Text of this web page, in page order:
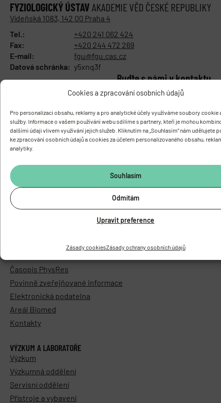
Cookies a zpracování osobních údajů
Pro personalizaci obsahu, reklamy a pro analytické účely využíváme soubory cookie
služby. Informace o vašem používání webu sdílíme s partnery, kteří je mohou
dalšími údaji vlivem využívání jejich služeb. Kliknutím na „Souhlasím“ nám udělujete
ke zpracování osobních údajů a cookies za účelem personalizovaného obsahu,
analytiky.
Souhlasím
Odmítám
Upravit preference
Zásady cookiesZásady ochrany osobních údajů
FYZIOLOGICKÝ ÚSTAV AKADEMIE VĚD ČESKÉ REPUBLIKY
Vídeňská 1083, 142 00 Praha 4
Tel.:
+420 241 062 424
Fax:
+420 244 472 269
E-mail:
fgu@fgu.cas.cz
Datová schránka: y5xnq3f
Buďte s námi v kontaktu
Časopis PhysRes
Povinně zveřejňované informace
Elektronická podatelna
Areál Biomed
Kontakty
VÝZKUM A LABORATOŘE
Výzkum
Výzkumná oddělení
Servisní oddělení
Přístroje a vybavení